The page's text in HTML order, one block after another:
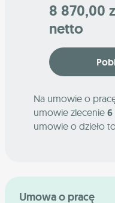
8 870,00
netto
Na umowie o
umowie zlecenie 6
umowie o dzieło
Umowa o pracę